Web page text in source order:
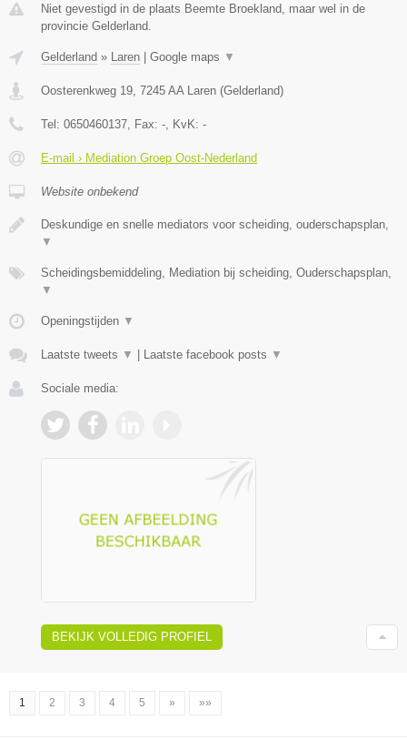
Niet gevestigd in de plaats Beemte Broekland, maar wel in de
provincie Gelderland.
Gelderland » Laren Google maps ▼
Oosterenkweg 19 7245 AA Laren (Gelderland)
Tel: 0650460137 , Fax: - , KvK: -
E-mail › Mediation Groep Oost-Nederland
Website onbekend
Deskundige en snelle mediators voor scheiding, ouderschapsplan,
▼
Scheidingsbemiddeling, Mediation bij scheiding, Ouderschapsplan,
▼
Openingstijden ▼
Laatste tweets ▼ Laatste facebook posts ▼
Sociale media:
BEKIJK VOLLEDIG PROFIEL
1 2 3 4 5 » »»